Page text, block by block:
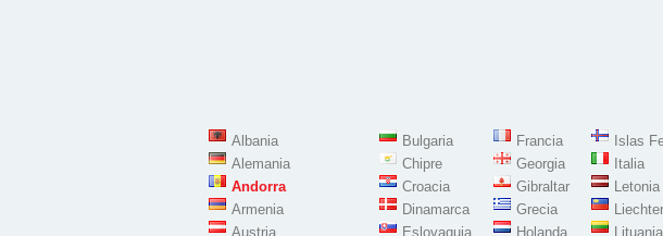
Albania
Alemania
Andorra
Armenia
Austria
Bulgaria
Chipre
Croacia
Dinamarca
Eslovaquia
Francia
Georgia
Gibraltar
Grecia
Holanda
Islas
Italia
Letonia
Lituania